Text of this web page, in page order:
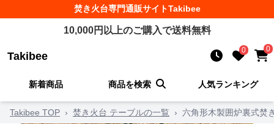
焚き火台専門通販サイトTakibee
10,000円以上のご購入で送料無料
Takibee 0 0
新着商品 商品を検索 人気ランキング
Takibee TOP › 焚き火台 テーブルの一覧 › 六角形木製囲炉裏式焚